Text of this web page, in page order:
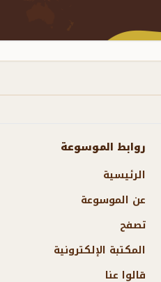
روابط الموسوعة
الرئيسية
عن الموسوعة
تصفح
المكتبة الإلكترونية
قالوا عنا